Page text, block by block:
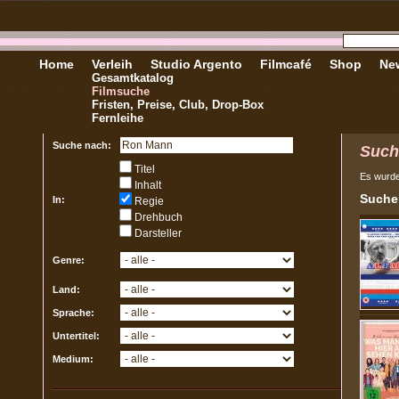
Home Verleih
Gesamtkatalog
Filmsuche
Fristen, Preise, Club, Drop-Box
Fernleihe
Studio Argento Filmcafé Shop
Suche nach:
In:
Titel
Inhalt
Regie
Drehbuch
Darsteller
Genre:
Land:
Sprache:
Untertitel:
Medium:
Es